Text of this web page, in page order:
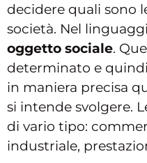
decidere quali sono
società. Nel
oggetto sociale.
determinato e
in maniera precisa
si intende svolgere.
di vario tipo:
industriale,